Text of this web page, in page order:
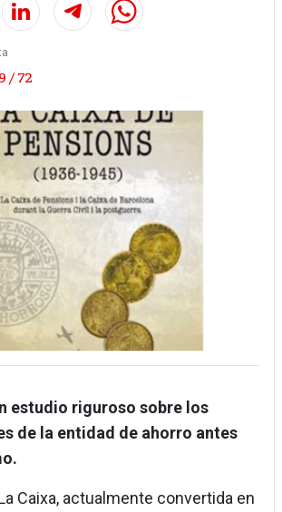
/ 72
estudio riguroso sobre los
de la entidad de ahorro antes
Caixa, actualmente convertida en